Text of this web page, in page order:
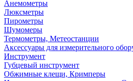
Анемометры
Люксметры
Пирометры
Шумомеры
Термометры, Метеостанции
Аксессуары для измерительного
Инструмент
Губцевый инструмент
Обжимные клещи, Кримперы